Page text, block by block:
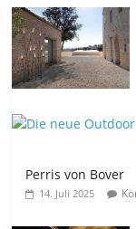
Perris von Bover
14. Juli 2025